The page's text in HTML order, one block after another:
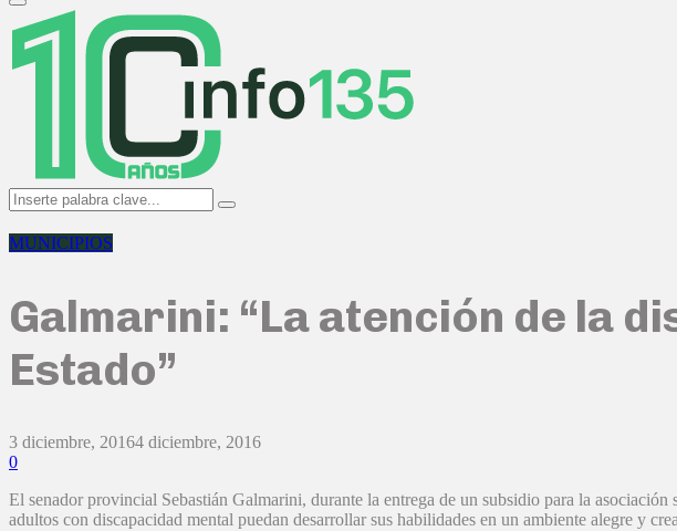
Primary
Menu
Search
for:
Search
MUNICIPIOS
Galmarini: “La atención de la
Estado”
3 diciembre, 20164 diciembre, 2016
0
El senador provincial Sebastián Galmarini, durante la entrega de un subsidio para la
adultos con discapacidad mental puedan desarrollar sus habilidades en un ambiente alegre y